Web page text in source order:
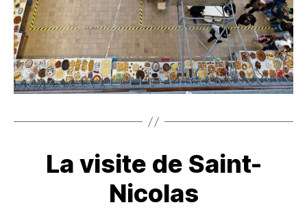
La visite de Saint-
Nicolas